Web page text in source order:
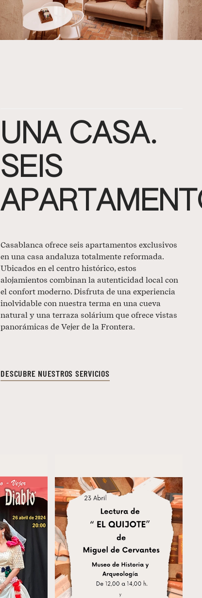
UNA CASA.
SEIS
Casablanca ofrece seis apartamentos exclusivos
en una casa andaluza totalmente reformada.
Ubicados en el centro histórico, estos
alojamientos combinan la autenticidad local con
el confort moderno. Disfruta de una experiencia
inolvidable con nuestra terma en una cueva
natural y una terraza solárium que ofrece vistas
panorámicas de Vejer de la Frontera.
DESCUBRE NUESTROS SERVICIOS